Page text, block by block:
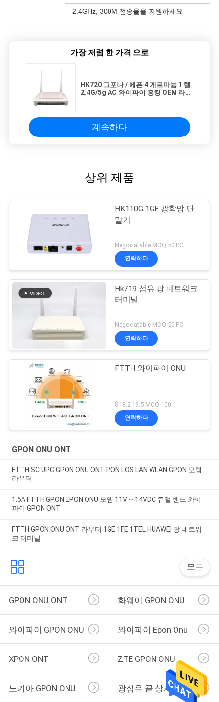
2.4GHz, 300M 전송율을 지원하세요
가장 저렴 한 가격 으로
HK720 그포나 / 에폰 4 게르마늄 1 텔
2.4G/5g AC 와이파이 홍킹 OEM 라우
계속하다
상위 제품
HK110G 1GE 광학망 단
말기
Negociatable MOQ:50 PC
연락하다
Hk719 섬유 광 네트워크
터미널
Negociatable MOQ:50 PC
연락하다
FTTH 와이파이 ONU
$18.2-19.5 MOQ:100
연락하다
GPON ONU ONT
FTTH SC UPC GPON ONU ONT PON LOS LAN WLAN GPON 모뎀
라우터
1.5A FTTH GPON EPON ONU 모뎀 11V ~ 14VDC 듀얼 밴드 와이
파이 GPON ONT
FTTH GPON ONU ONT 라우터 1GE 1FE 1TEL HUAWEI 광 네트워
크 터미널
모든
GPON ONU ONT 화웨이 GPON ONU
와이파이 GPON ONU 와이파이 Epon Onu
XPON ONT ZTE GPON ONU
노키아 GPON ONU 광섬유 끝 상자